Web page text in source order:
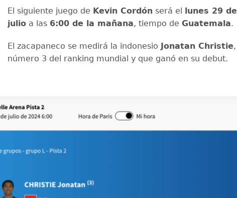
El siguiente juego de Kevin Cordón será el lunes 29 de
julio a las 6:00 de la mañana, tiempo de Guatemala.
El zacapaneco se medirá la indonesio Jonatan Christie,
número 3 del ranking mundial y que ganó en su debut.